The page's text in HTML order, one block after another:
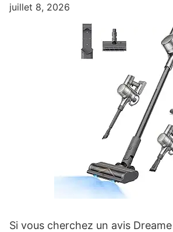
juillet 8, 2026
Si vous cherchez un avis